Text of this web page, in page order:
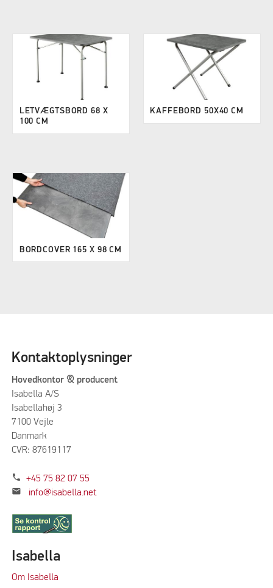
LETVÆGTSBORD 68 X
100 CM
KAFFEBORD 50X40 CM
BORDCOVER 165 X 98 CM
Kontaktoplysninger
Hovedkontor & producent
Isabella A/S
Isabellahøj 3
7100 Vejle
Danmark
CVR: 87619117
phone +45 75 82 07 55
mail info@isabella.net
Isabella
Om Isabella